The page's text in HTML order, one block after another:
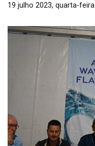
19 julho 2023, quarta-feira